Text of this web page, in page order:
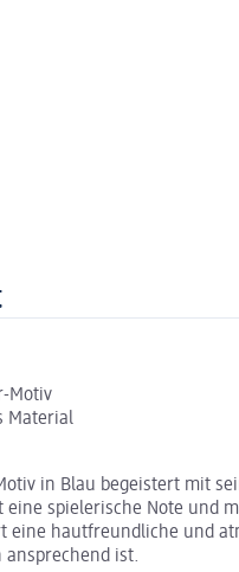
Motiv
Material
in Blau begeistert mit
spielerische Note und
eine hautfreundliche und
ansprechend ist.